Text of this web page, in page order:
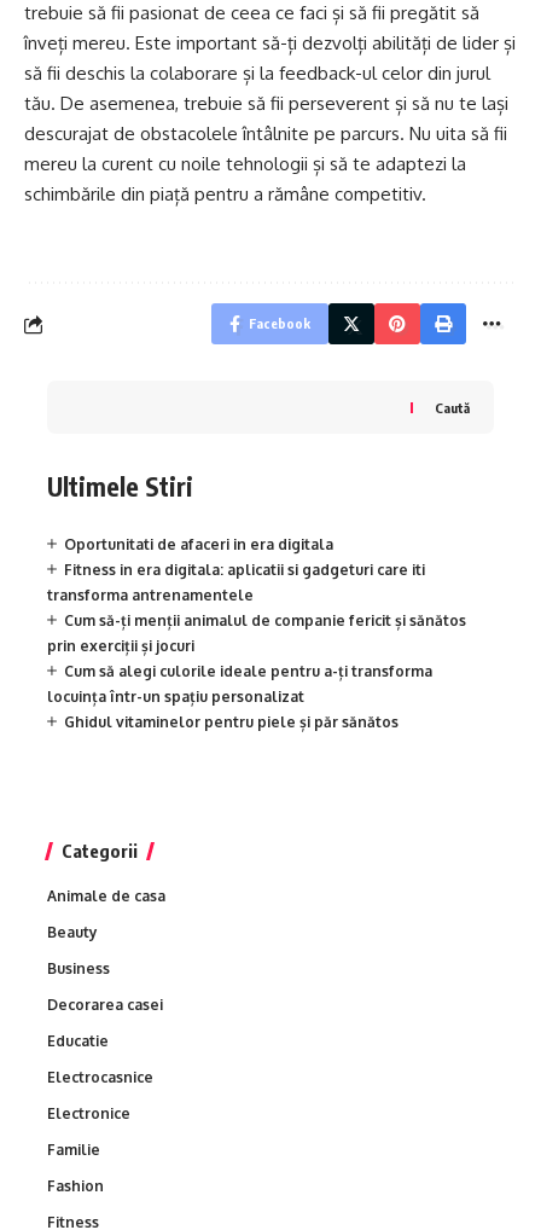
trebuie să fii pasionat de ceea ce faci și să fii pregătit să
înveți mereu. Este important să-ți dezvolți abilități de lider și
să fii deschis la colaborare și la feedback-ul celor din jurul
tău. De asemenea, trebuie să fii perseverent și să nu te lași
descurajat de obstacolele întâlnite pe parcurs. Nu uita să fii
mereu la curent cu noile tehnologii și să te adaptezi la
schimbările din piață pentru a rămâne competitiv.
Facebook
Caută
Ultimele Stiri
Oportunitati de afaceri in era digitala
Fitness in era digitala: aplicatii si gadgeturi care iti
transforma antrenamentele
Cum să-ți menții animalul de companie fericit și sănătos
prin exerciții și jocuri
Cum să alegi culorile ideale pentru a-ți transforma
locuința într-un spațiu personalizat
Ghidul vitaminelor pentru piele și păr sănătos
Categorii
Animale de casa
Beauty
Business
Decorarea casei
Educatie
Electrocasnice
Electronice
Familie
Fashion
Fitness